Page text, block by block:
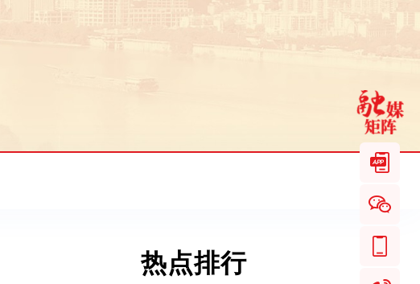
热点排行